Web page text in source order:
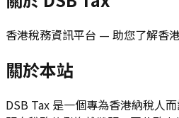
香港稅務資訊平台 — 助您了解香
關於本站
DSB Tax 是一個專為香港納稅人